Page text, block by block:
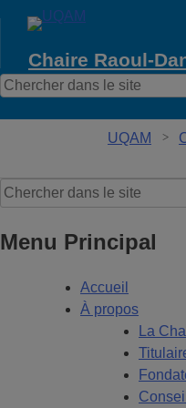
Chaire Raoul-
UQAM
Menu Principal
Accueil
À propos
La